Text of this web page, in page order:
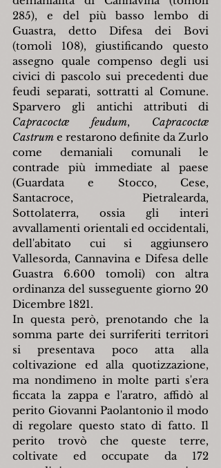
285), e del più basso lembo di
Guastra, detto Difesa dei Bovi
(tomoli 108), giustificando questo
assegno quale compenso degli usi
civici di pascolo sui precedenti due
feudi separati, sottratti al Comune.
Capracoctæ feudum, Capracoctæ
Castrum e restarono definite da Zurlo
come demaniali comunali le
contrade più immediate al paese
(Guardata e Stocco, Cese,
Santacroce, Pietralearda,
Sottolaterra, ossia gli interi
avvallamenti orientali ed occidentali,
dell'abitato cui si aggiunsero
Vallesorda, Cannavina e Difesa delle
Guastra 6.600 tomoli) con altra
ordinanza del susseguente giorno 20
Dicembre 1821.
In questa però, prenotando che la
somma parte dei surriferiti territori
si presentava poco atta alla
coltivazione ed alla quotizzazione,
ma nondimeno in molte parti s'era
ficcata la zappa e l'aratro, affidò al
perito Giovanni Paolantonio il modo
di regolare questo stato di fatto. Il
perito trovò che queste terre,
coltivate ed occupate da 172